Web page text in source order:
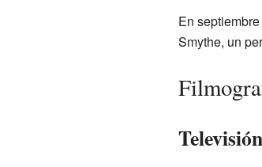
En
Smythe, un
Televisión